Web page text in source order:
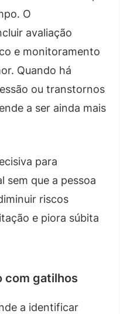
O
avaliação
e monitoramento
Quando há
ou transtornos
a ser ainda mais
para
sem que a pessoa
riscos
e piora súbita
com gatilhos
a identificar